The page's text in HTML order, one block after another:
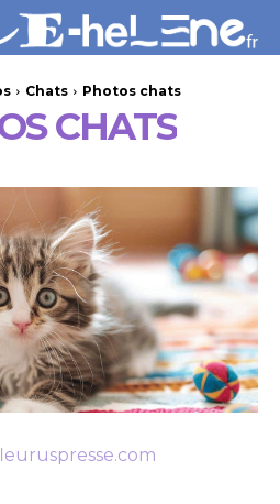
Chats Photos chats
CHATS